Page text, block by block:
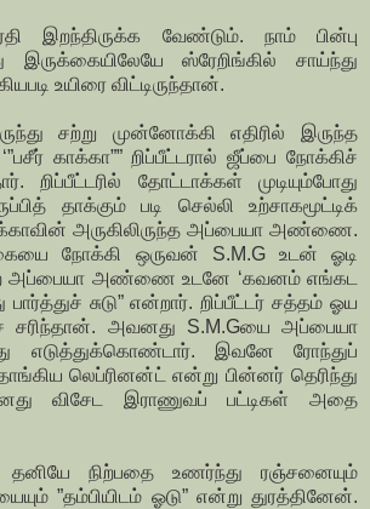
இறந்திருக்க வேண்டும். நாம் பின்பு
இருக்கையிலேயே ஸ்ரேறிங்கில் சாய்ந்து
உயிரை விட்டிருந்தான்.
சற்று முன்னோக்கி எதிரில் இருந்த
காக்கா”” றிப்பீட்டரால் ஜீப்பை நோக்கிச்
றிப்பீட்டரில் தோட்டாக்கள் முடியும்போது
தாக்கும் படி செல்லி உற்சாகமூட்டிக்
அருகிலிருந்த அப்பையா அண்ணை.
நோக்கி ஒருவன் S.M.G உடன் ஓடி
அப்பையா அண்ணை உடனே ‘கவனம் எங்கட
பார்த்துச் சுடு” என்றார். றிப்பீட்டர் சத்தம் ஓய
அவனது S.M.Gயை அப்பையா
எடுத்துக்கொண்டார். இவனே ரோந்துப்
லெப்ரினன்ட் என்று பின்னர் தெரிந்து
விசேட இராணுவப் பட்டிகள் அதை
நிற்பதை உணர்ந்து ரஞ்சனையும்
”தம்பியிடம் ஓடு” என்று துரத்தினேன்.